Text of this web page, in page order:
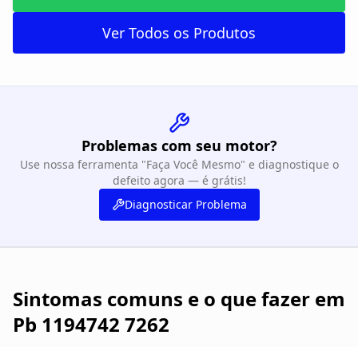
Ver Todos os Produtos
Problemas com seu motor?
Use nossa ferramenta "Faça Você Mesmo" e diagnostique o
defeito agora — é grátis!
Diagnosticar Problema
Sintomas comuns e o que fazer em
Pb 1194742 7262